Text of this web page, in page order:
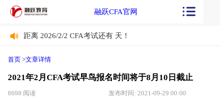
融跃CFA官网
距离 2026/2/2 CFA考试还有 天！
首页 >文章详情
2021年2月CFA考试早鸟报名时间将于8月10日截止
8698 阅读 发布时间: 2021-09-29 00:00